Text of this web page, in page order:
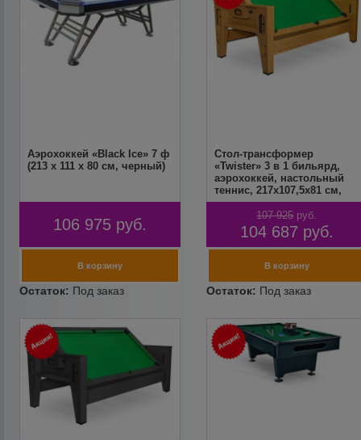
Аэрохоккей «Black Ice» 7 ф
(213 х 111 х 80 см, черный)
106 975 руб.
Cтол-трансформер
«Twister» 3 в 1 бильярд,
аэрохоккей, настольный
теннис, 217х107,5х81 см,
дуб
107 925 руб.
104 687 руб.